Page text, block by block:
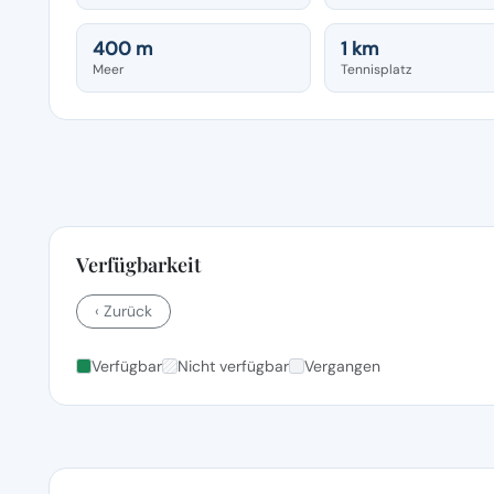
400 m
Meer
1 km
Tennisplatz
Verfügbarkeit
‹ Zurück
Verfügbar Nicht verfügbar Vergangen